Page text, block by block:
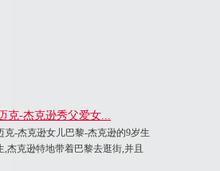
克-杰克逊秀父爱女...
克-杰克逊女儿巴黎-杰克逊的9岁生
,杰克逊特地带着巴黎去逛街,并且